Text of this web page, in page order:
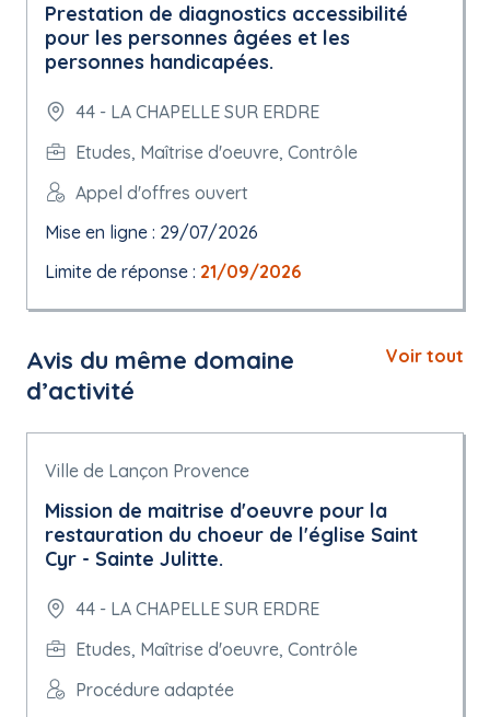
Prestation de diagnostics accessibilité
pour les personnes âgées et les
personnes handicapées.
44 - LA CHAPELLE SUR ERDRE
Etudes, Maîtrise d'oeuvre, Contrôle
Appel d'offres ouvert
Mise en ligne : 29/07/2026
Limite de réponse : 21/09/2026
Avis du même domaine
d’activité
Voir tout
Ville de Lançon Provence
Mission de maitrise d'oeuvre pour la
restauration du choeur de l'église Saint
Cyr - Sainte Julitte.
44 - LA CHAPELLE SUR ERDRE
Etudes, Maîtrise d'oeuvre, Contrôle
Procédure adaptée